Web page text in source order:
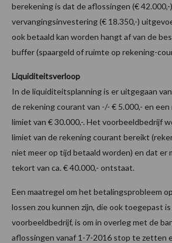
berekening is dat de aflossingen (€ 42.000,-
vervangingsinvestering (€ 18.350,-)
ook betaald kan worden hangt af van de
buffer (spaargeld of ruimte op rekening-
Liquiditeitsverloop
In de liquiditeitsplanning is er uitgegaan
de rekening courant van -/- € 5.000,- en
limiet van € 30.000,-. Het voorbeeldbedrijf
limiet van de rekening courant bereikt
niet meer op tijd betaald worden) en dat er
tekort van ca. € 40.000,- ontstaat.
Een maatregel om het betalingsprobleem
lossen zou kunnen zijn, die ook toegepast
voorbeeldbedrijf, is om in overleg met de
aflossingen vanaf 1-7-2016 stop te zetten